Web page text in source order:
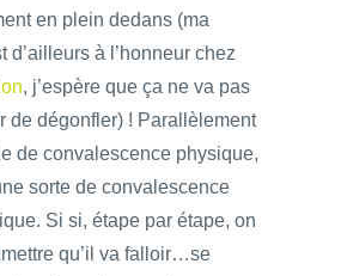
en plein dedans (ma
d’ailleurs à l’honneur chez
, j’espère que ça ne va pas
de dégonfler) ! Parallèlement
de convalescence physique,
sorte de convalescence
Si si, étape par étape, on
qu’il va falloir…se